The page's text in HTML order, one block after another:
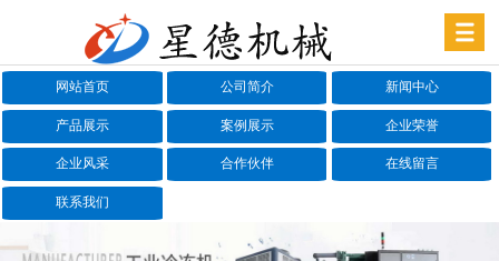
网站首页 公司简介 新闻中心
产品展示 案例展示 企业荣誉
企业风采 合作伙伴 在线留言
联系我们